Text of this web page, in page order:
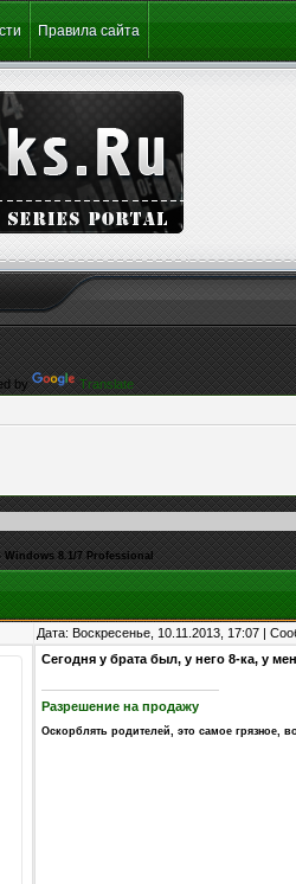
Правила сайта
by Translate
Windows 8.1/7 Professional
Дата: Воскресенье, 10.11.2013, 17:07 |
Сегодня у брата был, у него 8-ка, у
Разрешение на продажу
Оскорблять родителей, это самое грязное,